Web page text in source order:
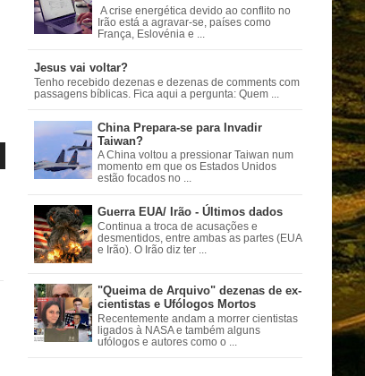
A crise energética devido ao conflito no
Irão está a agravar-se, países como
França, Eslovénia e ...
Jesus vai voltar?
Tenho recebido dezenas e dezenas de comments com
passagens bíblicas. Fica aqui a pergunta: Quem ...
China Prepara-se para Invadir
Taiwan?
A China voltou a pressionar Taiwan num
momento em que os Estados Unidos
estão focados no ...
Guerra EUA/ Irão - Últimos dados
Continua a troca de acusações e
desmentidos, entre ambas as partes (EUA
e Irão). O Irão diz ter ...
"Queima de Arquivo" dezenas de ex-
cientistas e Ufólogos Mortos
Recentemente andam a morrer cientistas
ligados à NASA e também alguns
ufólogos e autores como o ...